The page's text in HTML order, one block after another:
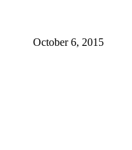
October 6, 2015